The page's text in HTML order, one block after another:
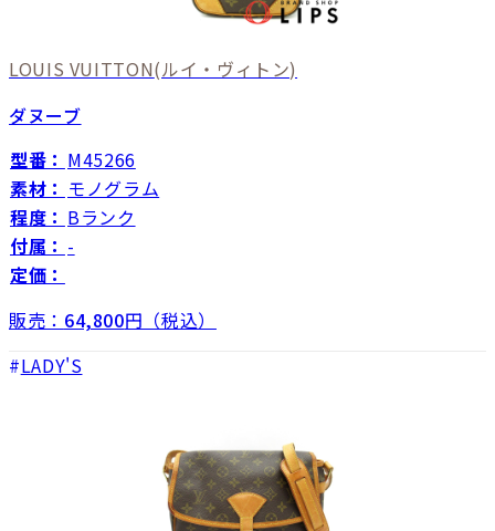
LOUIS VUITTON(ルイ・ヴィトン)
ダヌーブ
型番： M45266
素材： モノグラム
程度： Bランク
付属： -
定価：
販売： 64,800円（税込）
LADY'S